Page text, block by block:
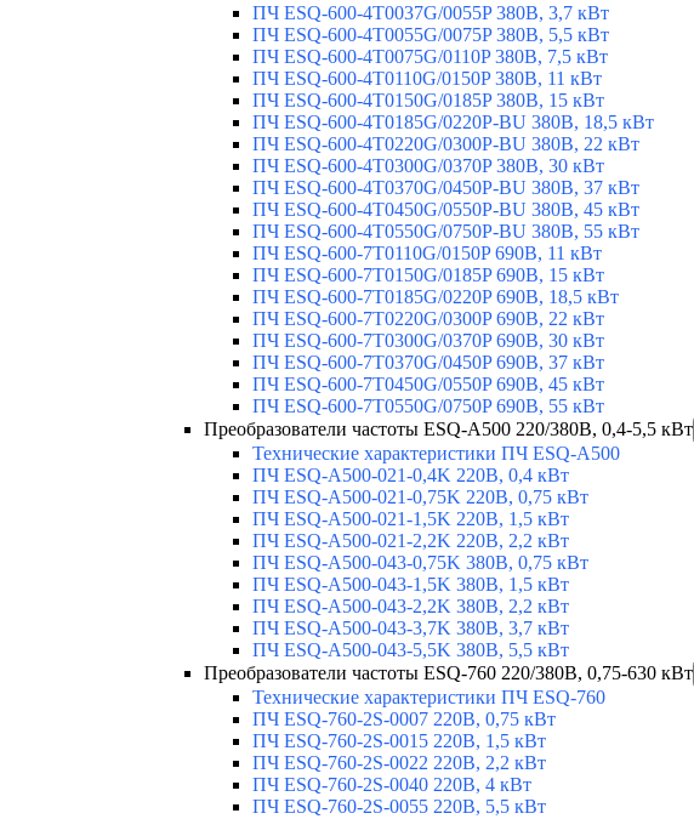
ПЧ ESQ-600-4T0037G/0055P 380В, 3,7 кВт
ПЧ ESQ-600-4T0055G/0075P 380В, 5,5 кВт
ПЧ ESQ-600-4T0075G/0110P 380В, 7,5 кВт
ПЧ ESQ-600-4T0110G/0150P 380В, 11 кВт
ПЧ ESQ-600-4T0150G/0185P 380В, 15 кВт
ПЧ ESQ-600-4T0185G/0220P-BU 380В, 18,5 кВт
ПЧ ESQ-600-4T0220G/0300P-BU 380В, 22 кВт
ПЧ ESQ-600-4T0300G/0370P 380В, 30 кВт
ПЧ ESQ-600-4T0370G/0450P-BU 380В, 37 кВт
ПЧ ESQ-600-4T0450G/0550P-BU 380В, 45 кВт
ПЧ ESQ-600-4T0550G/0750P-BU 380В, 55 кВт
ПЧ ESQ-600-7T0110G/0150P 690В, 11 кВт
ПЧ ESQ-600-7T0150G/0185P 690В, 15 кВт
ПЧ ESQ-600-7T0185G/0220P 690В, 18,5 кВт
ПЧ ESQ-600-7T0220G/0300P 690В, 22 кВт
ПЧ ESQ-600-7T0300G/0370P 690В, 30 кВт
ПЧ ESQ-600-7T0370G/0450P 690В, 37 кВт
ПЧ ESQ-600-7T0450G/0550P 690В, 45 кВт
ПЧ ESQ-600-7T0550G/0750P 690В, 55 кВт
Преобразователи частоты ESQ-A500 220/380В, 0,4-5,5 кВт
Технические характеристики ПЧ ESQ-A500
ПЧ ESQ-A500-021-0,4K 220В, 0,4 кВт
ПЧ ESQ-A500-021-0,75K 220В, 0,75 кВт
ПЧ ESQ-A500-021-1,5K 220В, 1,5 кВт
ПЧ ESQ-A500-021-2,2K 220В, 2,2 кВт
ПЧ ESQ-A500-043-0,75K 380В, 0,75 кВт
ПЧ ESQ-A500-043-1,5K 380В, 1,5 кВт
ПЧ ESQ-A500-043-2,2K 380В, 2,2 кВт
ПЧ ESQ-A500-043-3,7K 380В, 3,7 кВт
ПЧ ESQ-A500-043-5,5K 380В, 5,5 кВт
Преобразователи частоты ESQ-760 220/380В, 0,75-630 кВт
Технические характеристики ПЧ ESQ-760
ПЧ ESQ-760-2S-0007 220В, 0,75 кВт
ПЧ ESQ-760-2S-0015 220В, 1,5 кВт
ПЧ ESQ-760-2S-0022 220В, 2,2 кВт
ПЧ ESQ-760-2S-0040 220В, 4 кВт
ПЧ ESQ-760-2S-0055 220В, 5,5 кВт